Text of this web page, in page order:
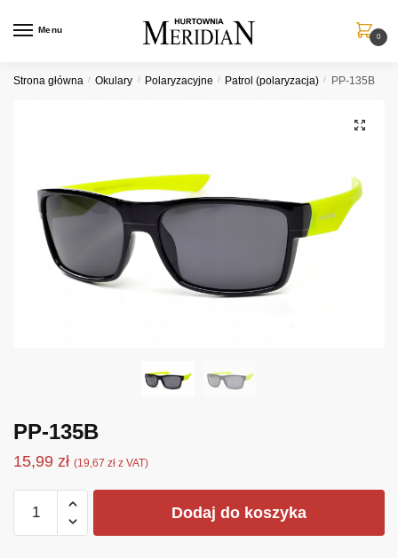
Menu
0
Strona główna / Okulary / Polaryzacyjne / Patrol (polaryzacja) / PP-135B
PP-135B
15,99 zł (19,67 zł z VAT)
PP-
Dodaj do koszyka